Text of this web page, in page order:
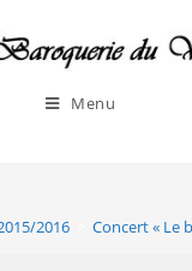
Menu
2016 Concert « Le